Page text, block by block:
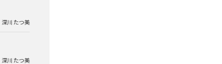
深川 たつ美
深川 たつ美